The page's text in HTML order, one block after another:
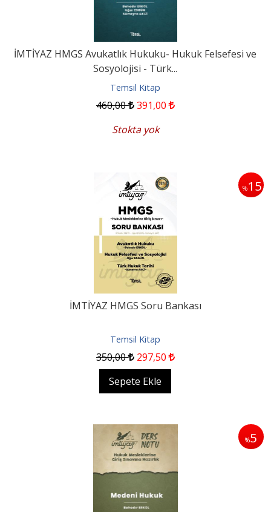
İMTİYAZ HMGS Avukatlık Hukuku- Hukuk Felsefesi ve
Sosyolojisi - Türk...
Temsil Kitap
460,00 391,00
Stokta yok
%15
İMTİYAZ HMGS Soru Bankası
Temsil Kitap
350,00 297,50
Sepete Ekle
%5